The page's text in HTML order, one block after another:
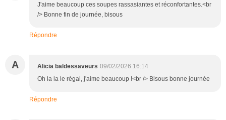
J'aime beaucoup ces soupes rassasiantes et réconfortantes.<br
/> Bonne fin de journée, bisous
Répondre
A Alicia baldessaveurs 09/02/2026 16:14
Oh la la le régal, j'aime beaucoup !<br /> Bisous bonne journée
Répondre